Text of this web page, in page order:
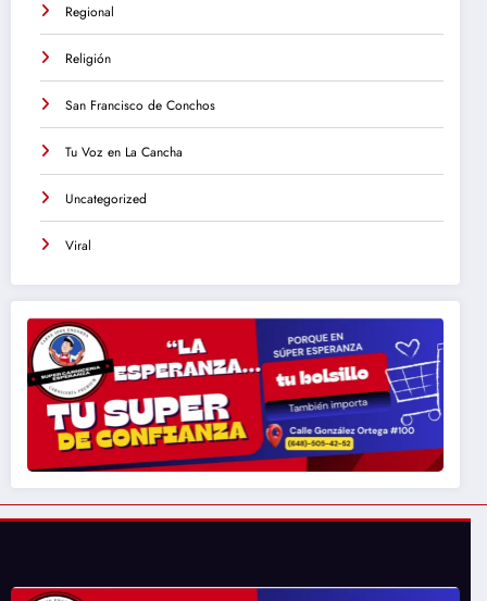
Regional
Religión
San Francisco de Conchos
Tu Voz en La Cancha
Uncategorized
Viral